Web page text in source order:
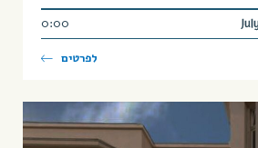
0:00
לפרטים